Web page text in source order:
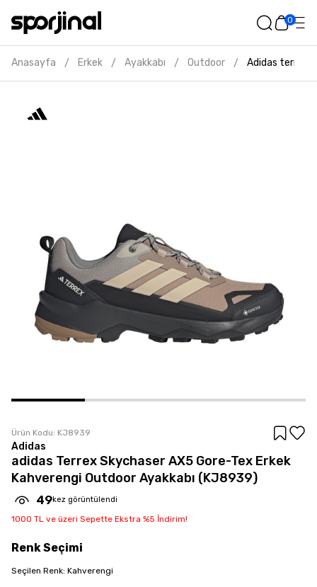
0
Anasayfa / Erkek / Ayakkabı / Outdoor / Adidas terrex
Ürün Kodu: KJ8939
Adidas
adidas Terrex Skychaser AX5 Gore-Tex Erkek
Kahverengi Outdoor Ayakkabı (KJ8939)
49kez görüntülendi
1000 TL ve üzeri Sepette Ekstra %5 İndirim!
RenkSeçimi
Seçilen Renk: Kahverengi